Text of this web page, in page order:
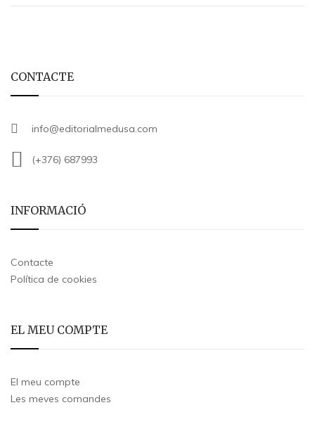
CONTACTE
info@editorialmedusa.com
(+376) 687993
INFORMACIÓ
Contacte
Política de cookies
EL MEU COMPTE
El meu compte
Les meves comandes